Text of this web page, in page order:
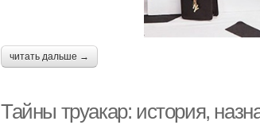
читать дальше →
Тайны труакар: история,